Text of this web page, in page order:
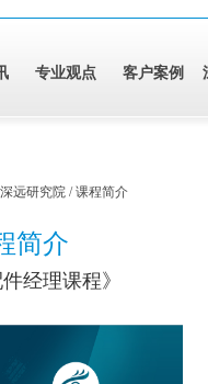
专业观点 客户案例
远研究院 / 课程简介
简介
件经理课程》